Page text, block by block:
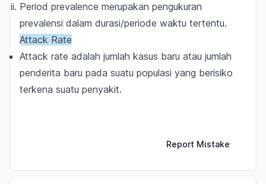
Period prevalence merupakan pengukuran
prevalensi dalam durasi/periode waktu tertentu.
Attack Rate
Attack rate adalah jumlah kasus baru atau jumlah
penderita baru pada suatu populasi yang berisiko
terkena suatu penyakit.
Report Mistake